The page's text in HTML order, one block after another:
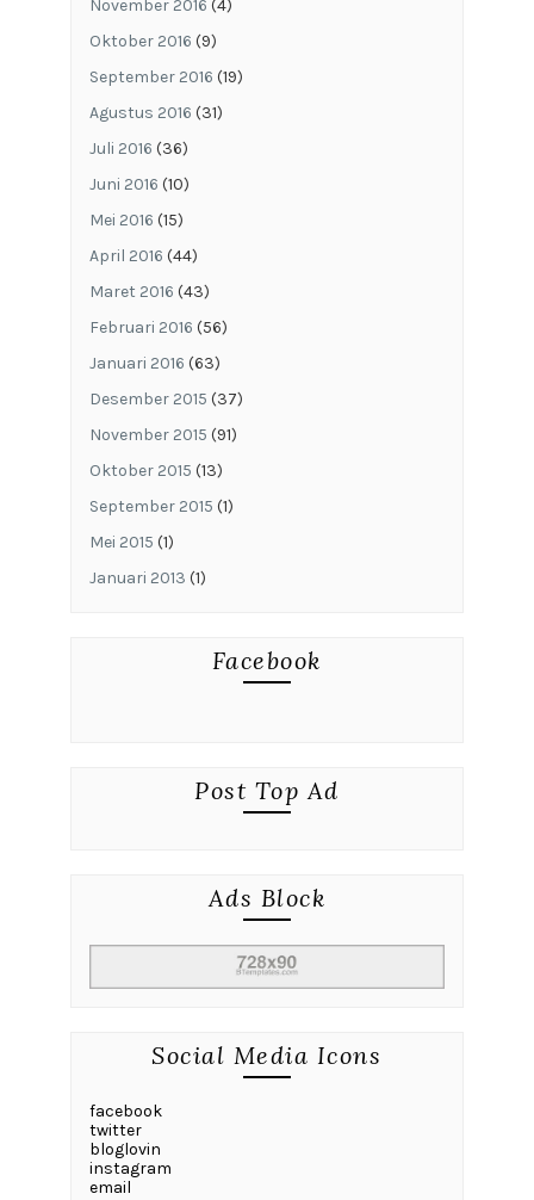
November 2016 (4)
Oktober 2016 (9)
September 2016 (19)
Agustus 2016 (31)
Juli 2016 (36)
Juni 2016 (10)
Mei 2016 (15)
April 2016 (44)
Maret 2016 (43)
Februari 2016 (56)
Januari 2016 (63)
Desember 2015 (37)
November 2015 (91)
Oktober 2015 (13)
September 2015 (1)
Mei 2015 (1)
Januari 2013 (1)
Facebook
Post Top Ad
Ads Block
Social Media Icons
facebook
twitter
bloglovin
instagram
email